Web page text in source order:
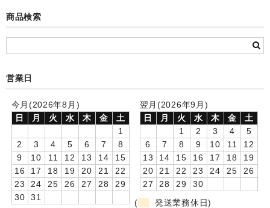
自作オリジナル時計
卒園DVDアルバム
園や先生への贈り物
卒業記念品
音声入りフォトフレームクロック(集合)
音声入りフォトフレームクロック(校歌)
商品検索
営業日
今月(2026年8月)
日
月 火 水 木 金
土
1
2
3 4 5 6 7
8
9
10 11 12 13 14
15
16
17 18 19 20 21
22
23
24 25 26 27 28
29
30
31
翌月(2026年9月)
日
月 火 水 木 金
土
1
2 3 4
5
6
7 8 9 10 11
12
13
14 15 16 17 18
19
20
21 22 23 24 25
26
27
28 29
30
(
発送業務休日)